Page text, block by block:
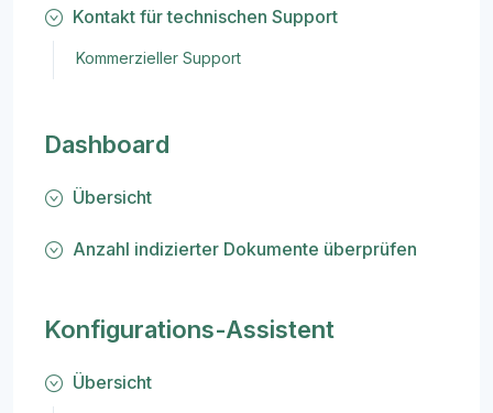
Kontakt für technischen Support
Kommerzieller Support
Dashboard
Übersicht
Anzahl indizierter Dokumente überprüfen
Konfigurations-Assistent
Übersicht